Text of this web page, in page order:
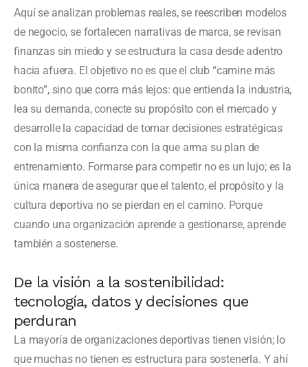
Aquí se analizan problemas reales, se reescriben modelos
de negocio, se fortalecen narrativas de marca, se revisan
finanzas sin miedo y se estructura la casa desde adentro
hacia afuera. El objetivo no es que el club “camine más
bonito”, sino que corra más lejos: que entienda la industria,
lea su demanda, conecte su propósito con el mercado y
desarrolle la capacidad de tomar decisiones estratégicas
con la misma confianza con la que arma su plan de
entrenamiento. Formarse para competir no es un lujo; es la
única manera de asegurar que el talento, el propósito y la
cultura deportiva no se pierdan en el camino. Porque
cuando una organización aprende a gestionarse, aprende
también a sostenerse.
De la visión a la sostenibilidad:
tecnología, datos y decisiones que
perduran
La mayoría de organizaciones deportivas tienen visión; lo
que muchas no tienen es estructura para sostenerla. Y ahí